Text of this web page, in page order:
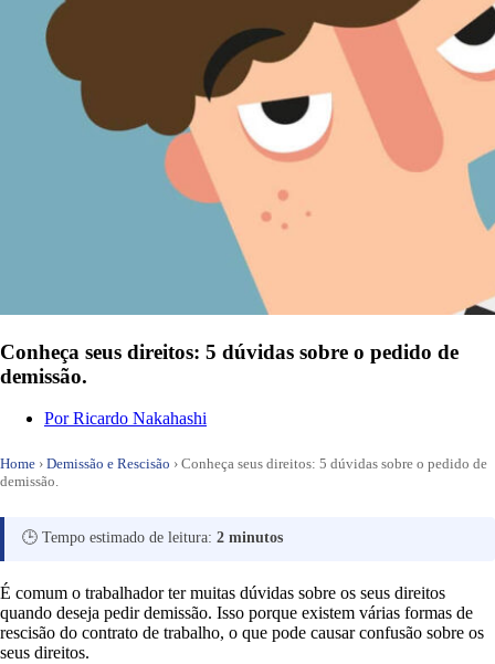
Conheça seus direitos: 5 dúvidas sobre o pedido de
demissão.
PorRicardo Nakahashi
Home › Demissão e Rescisão › Conheça seus direitos: 5 dúvidas sobre o pedido de
demissão.
🕒 Tempo estimado de leitura: 2 minutos
É comum o trabalhador ter muitas dúvidas sobre os seus direitos
quando deseja pedir demissão. Isso porque existem várias formas de
rescisão do contrato de trabalho, o que pode causar confusão sobre os
seus direitos.